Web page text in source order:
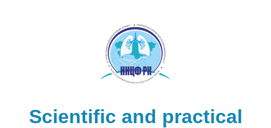
Scientific and practical